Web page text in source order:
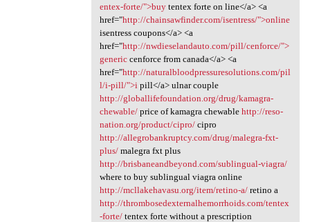
entex-forte/">buytentex forte on line</a> <a
href="http://chainsawfinder.com/isentress/">online
isentress coupons</a> <a
href="http://nwdieselandauto.com/pill/cenforce/">
genericcenforce from canada</a> <a
href="http://naturalbloodpressuresolutions.com/pil
l/i-pill/">i pill</a> ulnar couple
http://globallifefoundation.org/drug/kamagra-
chewable/price of kamagra chewable http://reso-
nation.org/product/cipro/cipro
http://allegrobankruptcy.com/drug/malegra-fxt-
plus/malegra fxt plus
http://brisbaneandbeyond.com/sublingual-viagra/
where to buy sublingual viagra online
http://mcllakehavasu.org/item/retino-a/retino a
http://thrombosedexternalhemorrhoids.com/tentex
-forte/tentex forte without a prescription